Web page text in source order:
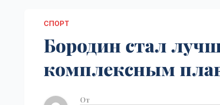
СПОРТ
Бородин стал
комплексным
От